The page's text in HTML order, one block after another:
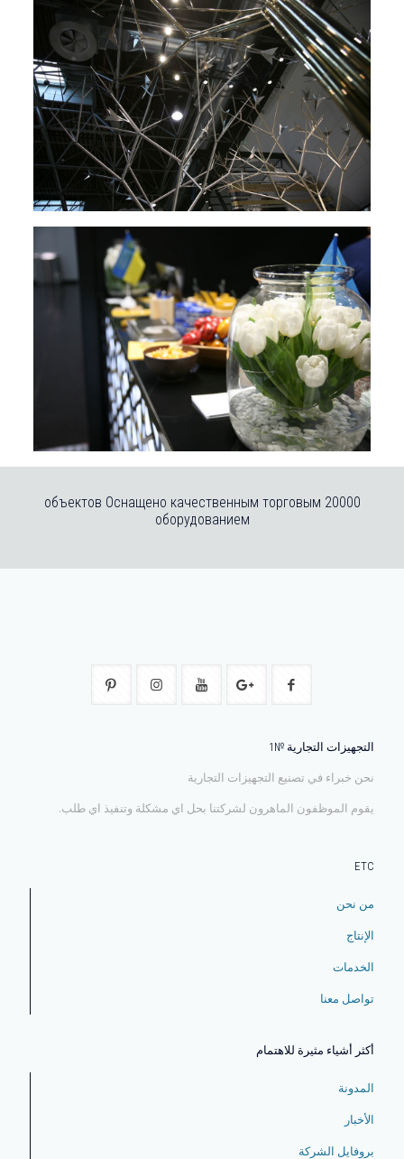
20000 объектов Оснащено качественным торговым
оборудованием
التجهيزات التجارية №1
نحن خبراء في تصنيع التجهيزات التجارية
يقوم الموظفون الماهرون لشركتنا بحل اي مشكلة وتنفيذ اي طلب.
ETC
من نحن
الإنتاج
الخدمات
تواصل معنا
أكثر أشياء مثيرة للاهتمام
المدونة
الأخبار
بروفايل الشركة